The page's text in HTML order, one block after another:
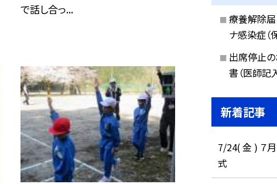
で話し合っ...
療養解除届
ナ感染症（
出席停止
書（医師記
新着記事
7/24( 金 ) ７月
式